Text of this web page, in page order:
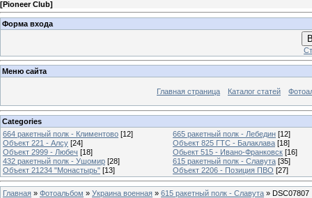
[Pioneer Club]
Форма входа
Меню сайта
Главная страница Каталог статей
Categories
664 ракетный полк - Климентово [12] 665 ракетный полк - Лебедин [12]
Объект 221 - Алсу [24] Объект 825 ГТС - Балаклава [18]
Объект 2999 - Любеч [18] Обьект 515 - Ивано-Франковск [16]
432 ракетный полк - Ушомир [28] 615 ракетный полк - Славута [35]
Объект 21234 "Монастырь" [13] Объект 2206 - Позиция ПВО [27]
Главная » Фотоальбом » Украина военная » 615 ракетный полк - Славута » DSC07807